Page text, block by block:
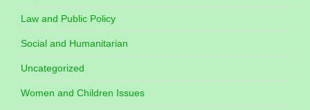
Law and Public Policy
Social and Humanitarian
Uncategorized
Women and Children Issues